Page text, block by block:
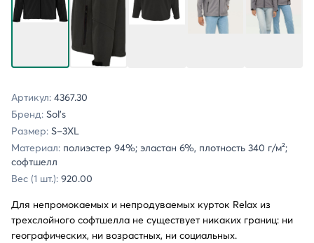
Артикул: 4367.30
Бренд: Sol's
Размер: S–3XL
Материал: полиэстер 94%; эластан 6%, плотность 340 г/м²;
софтшелл
Вес (1 шт.): 920.00
Для непромокаемых и непродуваемых курток Relax из
трехслойного софтшелла не существует никаких границ: ни
географических, ни возрастных, ни социальных.